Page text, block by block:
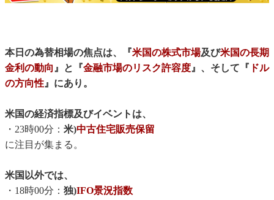
本日の為替相場の焦点は、『米国の株式市場及び米国の長期
金利の動向』と『金融市場のリスク許容度』、そして『 ドル
の方向性』にあり。
米国の経済指標及びイベントは、
・23時00分： 米)中古住宅販売保留
に注目が集まる。
米国以外では、
・18時00分： 独)IFO景況指数